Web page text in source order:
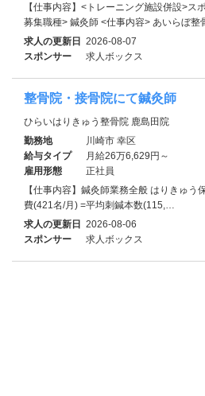
【仕事内容】<トレーニング施設併設>ス
募集職種> 鍼灸師 <仕事内容> あいらぼ整
求人の更新日 2026-08-07
スポンサー
求人ボックス
整骨院・接骨院にて鍼灸師
ひらいはりきゅう整骨院 鹿島田院
勤務地
川崎市 幸区
給与タイプ
月給26万6,629円～
雇用形態
正社員
【仕事内容】鍼灸師業務全般 はりきゅう
費(421名/月) =平均刺鍼本数(115,…
求人の更新日 2026-08-06
スポンサー
求人ボックス